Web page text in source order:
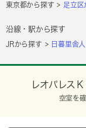
東京都から探す 足立区
沿線・駅から探す
JRから探す 日暮里舎
レオパレス
空室を